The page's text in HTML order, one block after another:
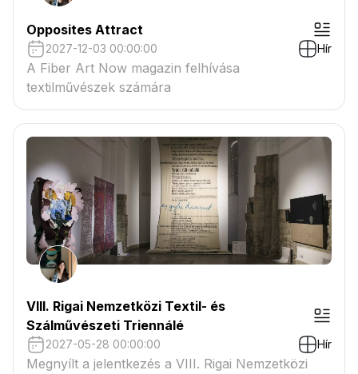
Opposites Attract
2027-12-03 00:00:00 Hír
A Fiber Art Now magazin felhívása
textilművészek számára
VIII. Rigai Nemzetközi Textil- és
Szálművészeti Triennálé
2027-05-28 00:00:00 Hír
Megnyílt a jelentkezés a VIII. Rigai Nemzetközi